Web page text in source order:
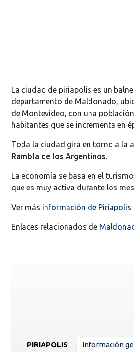
La ciudad de piriapolis es un
departamento de Maldonado,
de Montevideo, con una
habitantes que se incrementa en
Toda la ciudad gira en torno a la
Rambla de los Argentinos.
La economía se basa en el
que es muy activa durante los
Ver más información de Piriapolis
Enlaces relacionados de
PIRIAPOLIS Información